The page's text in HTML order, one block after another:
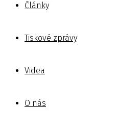
Články
Tiskové zprávy
Videa
O nás